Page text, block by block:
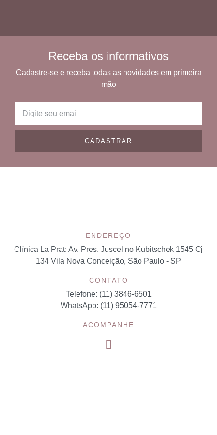
Receba os informativos
Cadastre-se e receba todas as novidades em primeira
mão
CADASTRAR
ENDEREÇO
Clínica La Prat: Av. Pres. Juscelino Kubitschek 1545 Cj
134 Vila Nova Conceição, São Paulo - SP
CONTATO
Telefone: (11) 3846-6501
WhatsApp: (11) 95054-7771
ACOMPANHE